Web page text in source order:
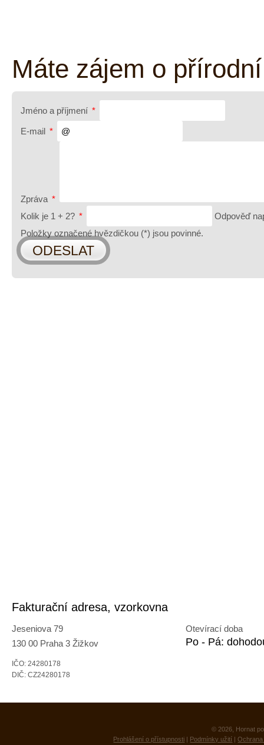
Máte zájem o
Jméno a příjmení *
E-mail *
Zpráva *
Kolik je 1 + 2? *
Odpověď
Položky označené hvězdičkou (*) jsou povinné.
Fakturační adresa, vzorkovna
Jeseniova 79
130 00 Praha 3 Žižkov
IČO: 24280178
DIČ: CZ24280178
Otevírací doba
Po - Pá:
© 2026, Hornat
Prohlášení o přístupnosti | Podmínky užití |